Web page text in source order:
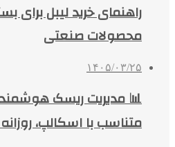
راهنمای خرید لیبل برای
محصولات صنعتی
۱۴۰۵/۰۳/۲۵
📊 مدیریت ریسک
متناسب با اسکالپ،